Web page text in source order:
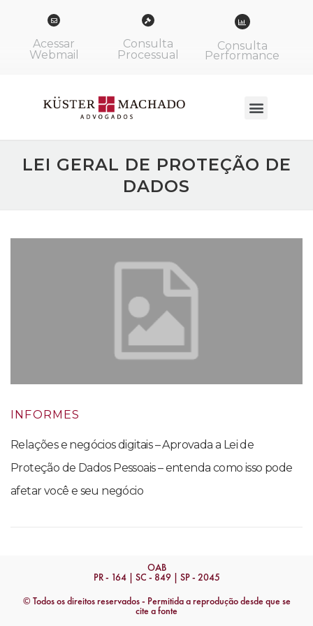
Acessar
Webmail
Consulta
Processual
Consulta
Performance
LEI GERAL DE PROTEÇÃO DE
DADOS
INFORMES
Relações e negócios digitais – Aprovada a Lei de
Proteção de Dados Pessoais – entenda como isso pode
afetar você e seu negócio
OAB
PR - 164 | SC - 849 | SP - 2045
© Todos os direitos reservados - Permitida a reprodução desde que se
cite a fonte